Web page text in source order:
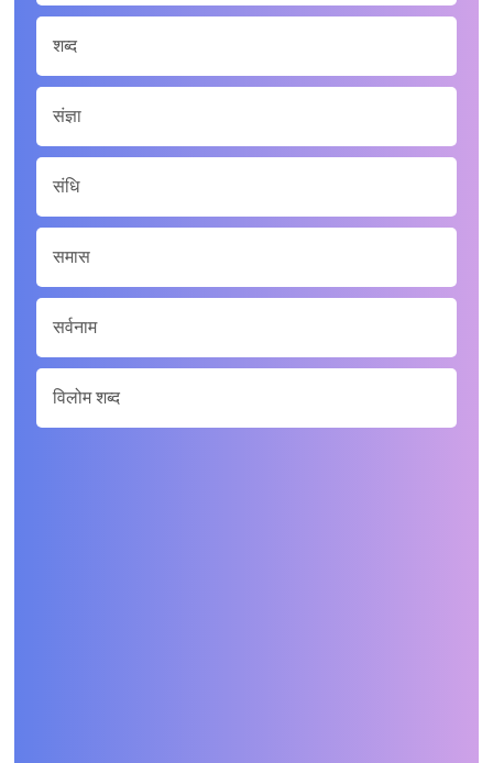
शब्द
संज्ञा
संधि
समास
सर्वनाम
विलोम शब्द